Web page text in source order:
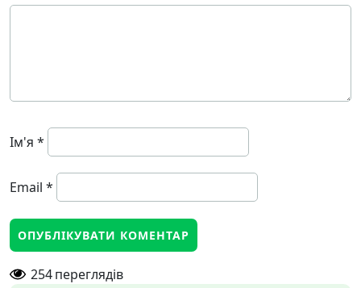
Ім'я *
Email *
254переглядів